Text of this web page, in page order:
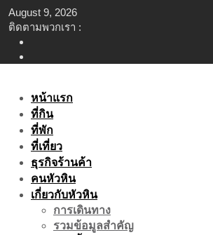
August 9, 2026
ติดตามพวกเรา :
หน้าแรก
ที่กิน
ที่พัก
ที่เที่ยว
ธุรกิจร้านค้า
คนหัวหิน
เกี่ยวกับหัวหิน
การเดินทาง
รวมข้อมูลสำคัญ